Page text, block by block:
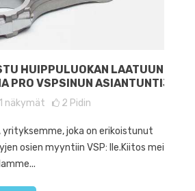
HUIPPULUOKAN LAATUUN
PRO VSPSINUN ASIANTUNTIJA
näkymät 2 Pidin
yrityksemme, joka on erikoistunut
osien myyntiin VSP: lle.Kiitos meidän